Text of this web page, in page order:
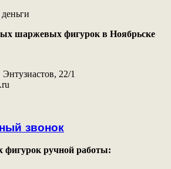
шаржевых фигурок в Ноябрьскe
22/1
звонок
ручной работы: